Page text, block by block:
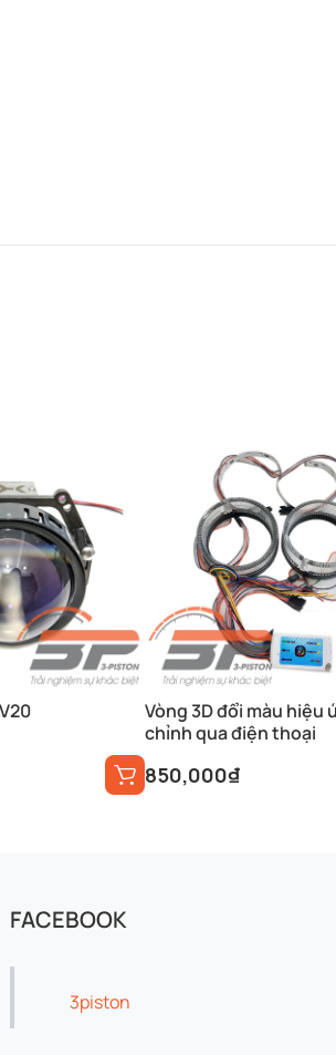
Vòng 3D đổi màu hiệu
chỉnh qua điện thoại
850,000₫
FACEBOOK
3piston